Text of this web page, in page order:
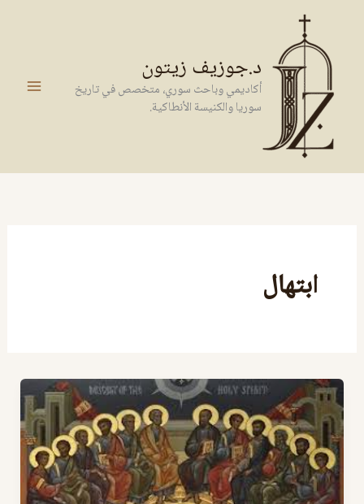
المحتوى
د.جوزيف زيتون
أكاديمي وباحث سوري، متخصص في تاريخ
سوريا والكنيسة الأنطاكية.
ابتهال